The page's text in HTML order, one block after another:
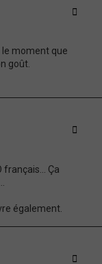
le moment que
goût.
français... Ça
également.